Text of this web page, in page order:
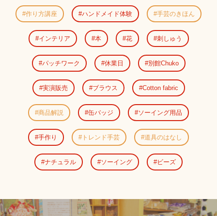
作り方講座 ハンドメイド体験 手芸のきほん
インテリア 本 花 刺しゅう
パッチワーク 休業日 別館Chuko
実演販売 ブラウス Cotton fabric
商品解説 缶バッジ ソーイング用品
手作り トレンド手芸 道具のはなし
ナチュラル ソーイング ビーズ